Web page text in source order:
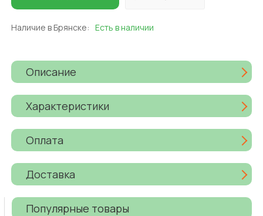
Наличие в Брянске: Есть в наличии
Описание
Характеристики
Оплата
Доставка
Популярные товары